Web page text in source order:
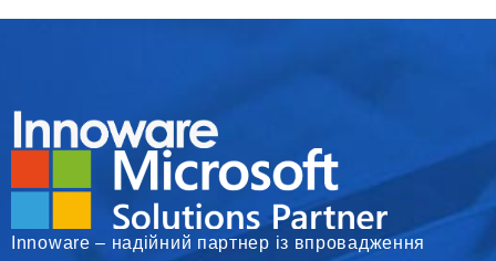
Innoware – надійний партнер із впровадження